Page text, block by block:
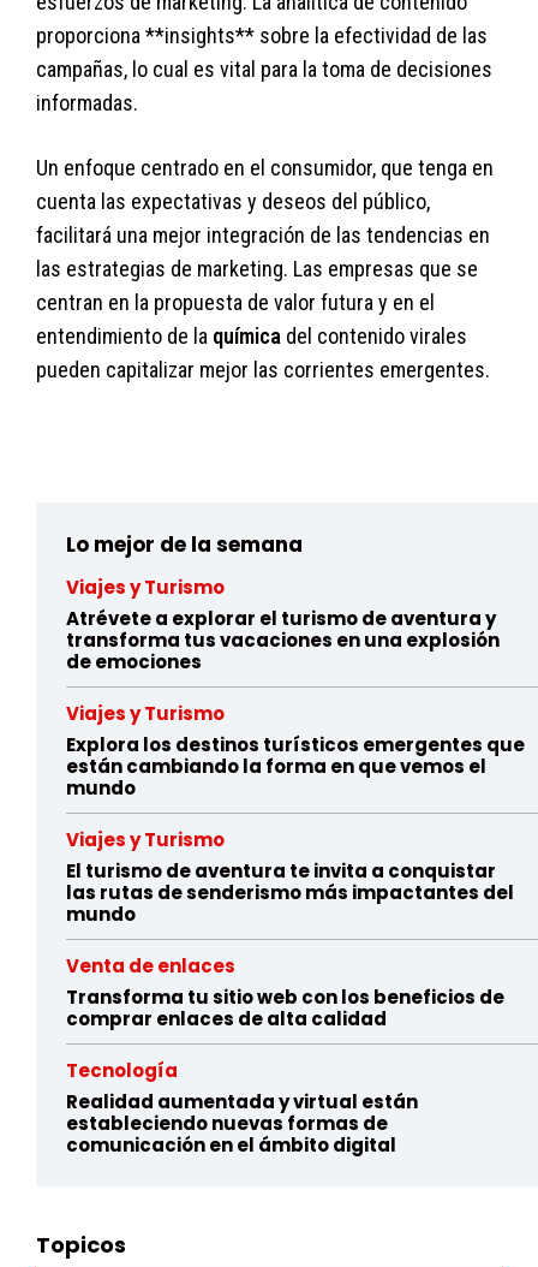
proporciona **insights** sobre la efectividad de las
campañas, lo cual es vital para la toma de decisiones
informadas.
Un enfoque centrado en el consumidor, que tenga en
cuenta las expectativas y deseos del público,
facilitará una mejor integración de las tendencias en
las estrategias de marketing. Las empresas que se
centran en la propuesta de valor futura y en el
entendimiento de la química del contenido virales
pueden capitalizar mejor las corrientes emergentes.
Lo mejor de la semana
Viajes y Turismo
Atrévete a explorar el turismo de aventura y
transforma tus vacaciones en una explosión
de emociones
Viajes y Turismo
Explora los destinos turísticos emergentes que
están cambiando la forma en que vemos el
mundo
Viajes y Turismo
El turismo de aventura te invita a conquistar
las rutas de senderismo más impactantes del
mundo
Venta de enlaces
Transforma tu sitio web con los beneficios de
comprar enlaces de alta calidad
Tecnología
Realidad aumentada y virtual están
estableciendo nuevas formas de
comunicación en el ámbito digital
Topicos